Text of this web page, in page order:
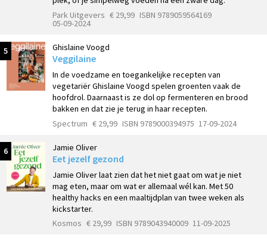
Park Uitgevers € 29,99 ISBN 9789059564169
05-09-2024
5 Ghislaine Voogd
Veggilaine
In de voedzame en toegankelijke recepten van
vegetariër Ghislaine Voogd spelen groenten vaak de
hoofdrol. Daarnaast is ze dol op fermenteren en brood
bakken en dat zie je terug in haar recepten.
Spectrum € 29,99 ISBN 9789000394975 17-09-2024
6 Jamie Oliver
Eet jezelf gezond
Jamie Oliver laat zien dat het niet gaat om wat je niet
mag eten, maar om wat er allemaal wél kan. Met 50
healthy hacks en een maaltijdplan van twee weken als
kickstarter.
Kosmos € 29,99 ISBN 9789043940009 11-09-2025